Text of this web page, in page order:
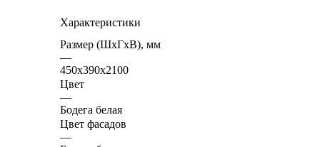
Характеристики
Размер (ШхГхВ), мм
—
450х390х2100
Цвет
—
Бодега белая
Цвет фасадов
—